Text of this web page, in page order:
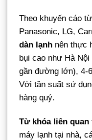
Theo khuyến cáo
Panasonic, LG,
dàn lạnh nên thực
bụi cao như Hà
gần đường lớn), 4-
Với tần suất sử
hàng quý.
Từ khóa liên
máy lạnh tại nhà,